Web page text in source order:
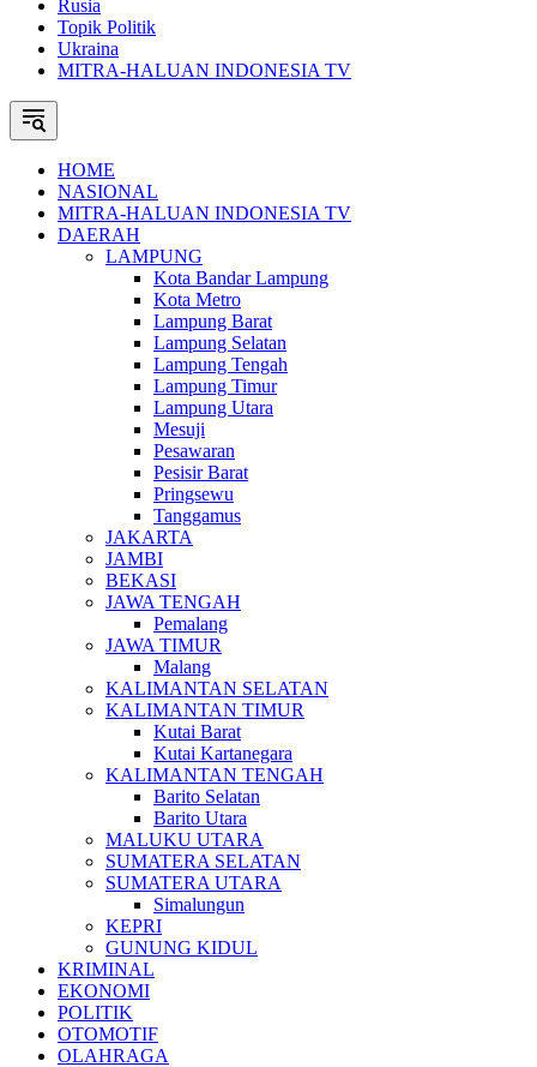
Rusia
Topik Politik
Ukraina
MITRA-HALUAN INDONESIA TV
HOME
NASIONAL
MITRA-HALUAN INDONESIA TV
DAERAH
LAMPUNG
Kota Bandar Lampung
Kota Metro
Lampung Barat
Lampung Selatan
Lampung Tengah
Lampung Timur
Lampung Utara
Mesuji
Pesawaran
Pesisir Barat
Pringsewu
Tanggamus
JAKARTA
JAMBI
BEKASI
JAWA TENGAH
Pemalang
JAWA TIMUR
Malang
KALIMANTAN SELATAN
KALIMANTAN TIMUR
Kutai Barat
Kutai Kartanegara
KALIMANTAN TENGAH
Barito Selatan
Barito Utara
MALUKU UTARA
SUMATERA SELATAN
SUMATERA UTARA
Simalungun
KEPRI
GUNUNG KIDUL
KRIMINAL
EKONOMI
POLITIK
OTOMOTIF
OLAHRAGA